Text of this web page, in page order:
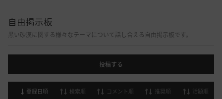
自由掲示板
黒い砂漠に関する様々なテーマについて話し合える自由掲示板です。
投稿する
登録日順 検索順 コメント順 推奨順 話題順